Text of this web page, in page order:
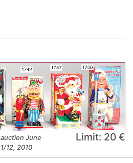
auction June
12, 2010
Limit: 20 €